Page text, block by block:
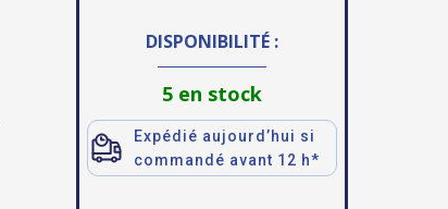
DISPONIBILITÉ :
5 en stock
Expédié aujourd’hui si
commandé avant 12 h*